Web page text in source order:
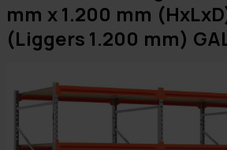
mm x 1.200 mm
(Liggers 1.200 mm)